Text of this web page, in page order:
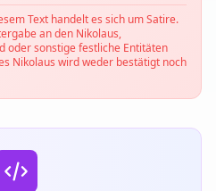
Text handelt es sich um Satire.
an den Nikolaus,
oder sonstige festliche Entitäten
Nikolaus wird weder bestätigt noch